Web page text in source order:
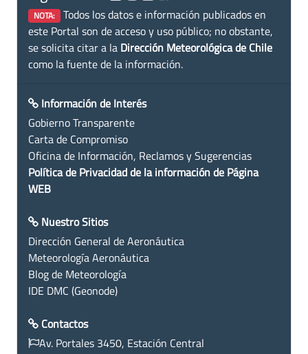
NOTA: Todos los datos e información publicados en
este Portal son de acceso y uso público; no obstante,
se solicita citar a la Dirección Meteorológica de Chile
como la fuente de la información.
Información de Interés
Gobierno Transparente
Carta de Compromiso
Oficina de Información, Reclamos y Sugerencias
Política de Privacidad de la información de Página
WEB
Nuestro Sitios
Dirección General de Aeronáutica
Meteorología Aeronáutica
Blog de Meteorología
IDE DMC (Geonode)
Contactos
Av. Portales 3450, Estación Central